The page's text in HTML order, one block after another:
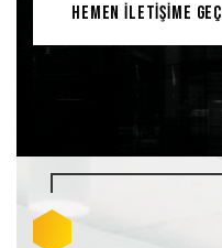
HEMEN İLETİŞİME GEÇ